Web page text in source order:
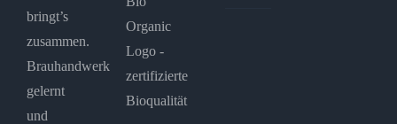
bringt’s
zusammen.
Brauhandwerk
gelernt
und